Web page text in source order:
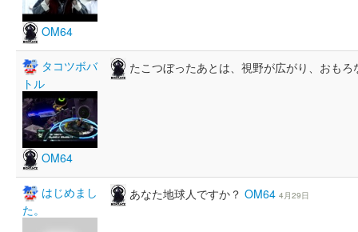
OM64
タコツボバ
トル
OM64
たこつぼったあとは、視野が広がり、おも
はじめまし
た。
あなた地球人ですか？ OM64 4月29日